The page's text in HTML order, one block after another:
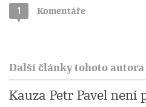
1 Komentáře
Další články tohoto autora
Kauza Petr Pavel není